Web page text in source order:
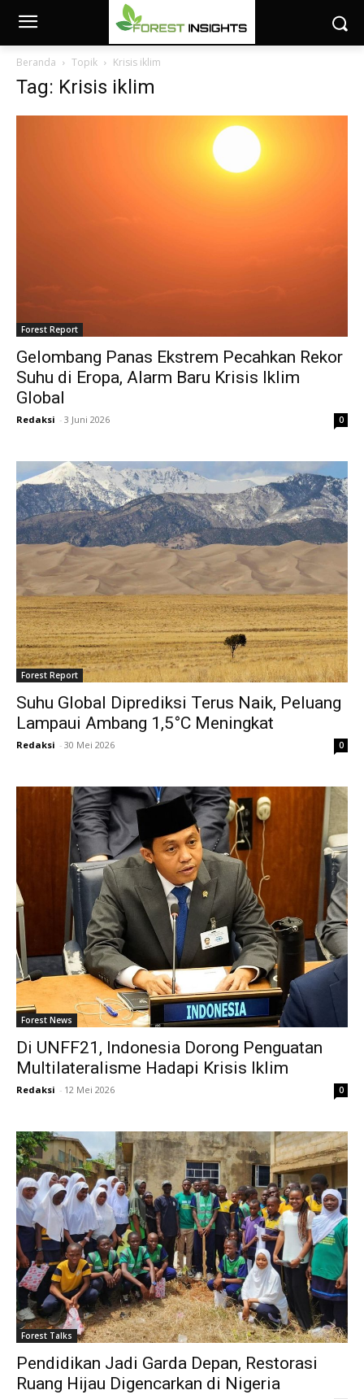
Beranda Topik Krisis iklim
Tag: Krisis iklim
Forest Report
Gelombang Panas Ekstrem Pecahkan Rekor
Suhu di Eropa, Alarm Baru Krisis Iklim
Global
Redaksi - 3 Juni 2026 0
Forest Report
Suhu Global Diprediksi Terus Naik, Peluang
Lampaui Ambang 1,5°C Meningkat
Redaksi - 30 Mei 2026 0
Forest News
Di UNFF21, Indonesia Dorong Penguatan
Multilateralisme Hadapi Krisis Iklim
Redaksi - 12 Mei 2026 0
Forest Talks
Pendidikan Jadi Garda Depan, Restorasi
Ruang Hijau Digencarkan di Nigeria